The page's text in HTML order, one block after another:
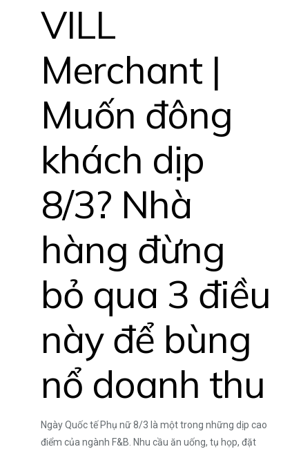
VILL
Merchant |
Muốn đông
khách dịp
8/3? Nhà
hàng đừng
bỏ qua 3 điều
này để bùng
nổ doanh thu
Ngày Quốc tế Phụ nữ 8/3 là một trong những dịp cao
điểm của ngành F&B. Nhu cầu ăn uống, tụ họp, đặt